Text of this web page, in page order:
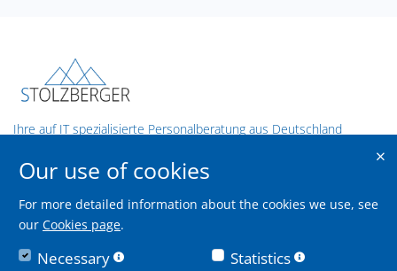
Ihre auf IT spezialisierte Personalberatung aus Deutschland
Contact us
Stolzberger GmbH
Theodor-Heuss-Straße 9,
info@stolzberger.de
Our use of cookies
For more detailed information about the cookies we use, see
our Cookies page.
Necessary Statistics